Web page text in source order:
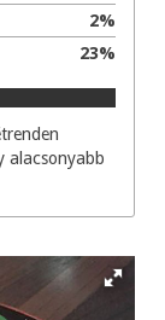
2%
23%
alacsonyabb